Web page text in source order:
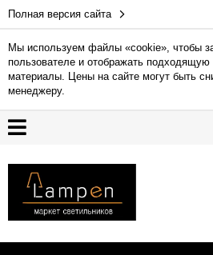
Полная версия сайта
Мы используем файлы «cookie», чтобы
пользователе и отображать
материалы. Цены на сайте могут быть
менеджеру.
Гарантия
Доставка
и
Контакты